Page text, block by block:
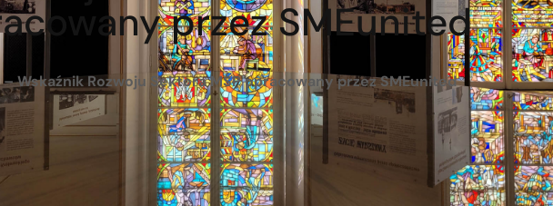
przez SMEunited
Rozwoju Sektora MŚP opracowany przez SMEunited